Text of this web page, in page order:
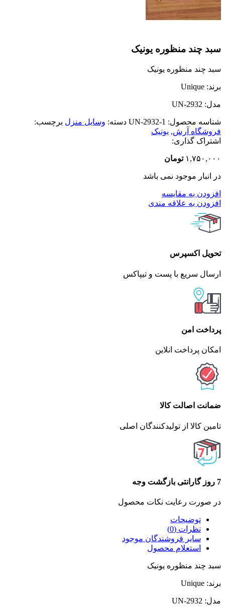
سبد چند منظوره یونیک
سبد چند منظوره یونیک
برند: Unique
مدل: UN-2932
شناسه محصول: UN-2932-1 دسته: وسایل منزل برچسب:
فروشگاه آرش, یونیک
اشتراک گذاری:
۱,۷۵۰,۰۰۰ تومان
در انبار موجود نمی باشد
افزودن به مقایسه
افزودن به علاقه مندی
تحویل اکسپرس
ارسال سریع با پست و تیپاکس
پرداخت امن
امکان پرداخت انلاین
ضمانت اصالت کالا
تامین کالا از تولیدکنندگان اصلی
7 روز گارانتی بازگشت وجه
در صورت رعایت نکات محصول
توضیحات
نظرات (0)
سایر فروشندگان موجود
استعلام محصول
سبد چند منظوره یونیک
برند: Unique
مدل: UN-2932